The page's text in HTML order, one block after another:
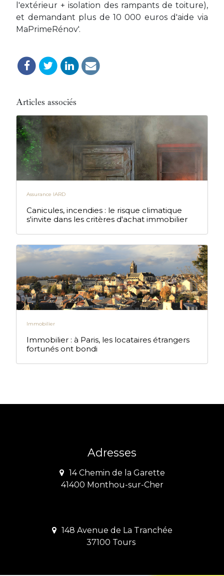
l'extérieur + isolation des rampants de toiture),
et demandant plus de 10 000 euros d'aide via
MaPrimeRénov'.
Articles associés
Assurance IARD
Canicules, incendies : le risque climatique
s'invite dans les critères d'achat immobilier
Immobilier
Immobilier : à Paris, les locataires étrangers
fortunés ont bondi
Adresses
14 Chemin de la Garette
41400 Monthou-sur-Cher
148 Avenue de La Tranchée
37100 Tours